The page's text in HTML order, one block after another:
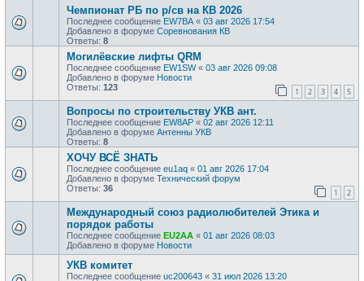
Чемпионат РБ по р/св на КВ 2026
Последнее сообщение EW7BA « 03 авг 2026 17:54
Добавлено в форуме Соревнования КВ
Ответы: 8
Могилёвские лифты QRM
Последнее сообщение EW1SW« 03 авг 2026 09:08
Добавлено в форуме Новости
Ответы: 123 1 2 3 4 5
Вопросы по строительству УКВ ант.
Последнее сообщение EW8AP « 02 авг 2026 12:11
Добавлено в форуме Антенны УКВ
Ответы: 8
ХОЧУ ВСЁ ЗНАТЬ
Последнее сообщение eu1aq « 01 авг 2026 17:04
Добавлено в форуме Технический форум
Ответы: 36 1 2
Международный союз радиолюбителей Этика и
порядок работы
Последнее сообщение EU2AA « 01 авг 2026 08:03
Добавлено в форуме Новости
УКВ комитет
Последнее сообщение uc200643 « 31 июл 2026 13:20